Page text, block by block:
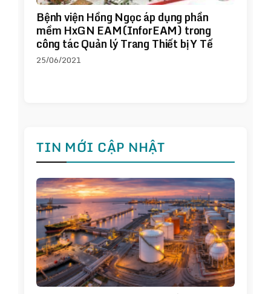
Bệnh viện Hồng Ngọc áp dụng phần
mềm HxGN EAM(InforEAM) trong
công tác Quản lý Trang Thiết bị Y Tế
25/06/2021
TIN MỚI CẬP NHẬT